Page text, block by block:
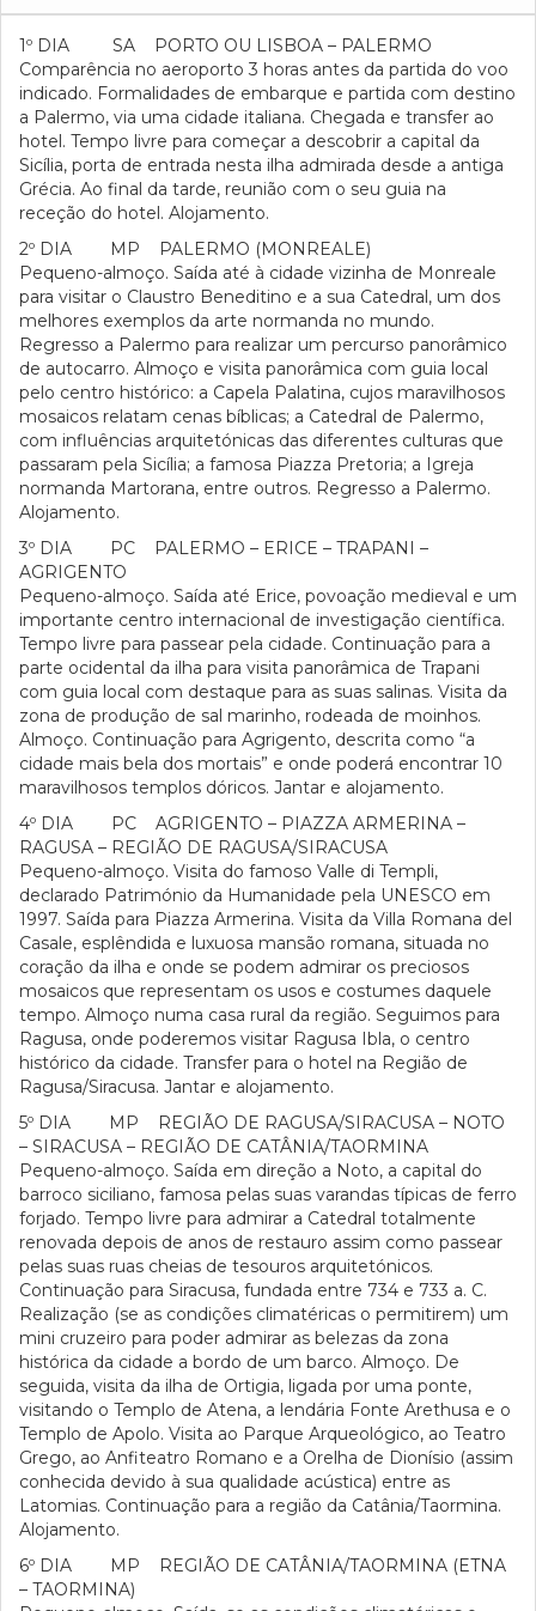
1º DIA SA PORTO OU LISBOA – PALERMO
Comparência no aeroporto 3 horas antes da partida do voo
indicado. Formalidades de embarque e partida com destino
a Palermo, via uma cidade italiana. Chegada e transfer ao
hotel. Tempo livre para começar a descobrir a capital da
Sicília, porta de entrada nesta ilha admirada desde a antiga
Grécia. Ao final da tarde, reunião com o seu guia na
receção do hotel. Alojamento.
2º DIA MP PALERMO (MONREALE)
Pequeno-almoço. Saída até à cidade vizinha de Monreale
para visitar o Claustro Beneditino e a sua Catedral, um dos
melhores exemplos da arte normanda no mundo.
Regresso a Palermo para realizar um percurso panorâmico
de autocarro. Almoço e visita panorâmica com guia local
pelo centro histórico: a Capela Palatina, cujos maravilhosos
mosaicos relatam cenas bíblicas; a Catedral de Palermo,
com influências arquitetónicas das diferentes culturas que
passaram pela Sicília; a famosa Piazza Pretoria; a Igreja
normanda Martorana, entre outros. Regresso a Palermo.
Alojamento.
3º DIA PC PALERMO – ERICE – TRAPANI –
AGRIGENTO
Pequeno-almoço. Saída até Erice, povoação medieval e um
importante centro internacional de investigação científica.
Tempo livre para passear pela cidade. Continuação para a
parte ocidental da ilha para visita panorâmica de Trapani
com guia local com destaque para as suas salinas. Visita da
zona de produção de sal marinho, rodeada de moinhos.
Almoço. Continuação para Agrigento, descrita como “a
cidade mais bela dos mortais” e onde poderá encontrar 10
maravilhosos templos dóricos. Jantar e alojamento.
4º DIA PC AGRIGENTO – PIAZZA ARMERINA –
RAGUSA – REGIÃO DE RAGUSA/SIRACUSA
Pequeno-almoço. Visita do famoso Valle di Templi,
declarado Património da Humanidade pela UNESCO em
1997. Saída para Piazza Armerina. Visita da Villa Romana del
Casale, esplêndida e luxuosa mansão romana, situada no
coração da ilha e onde se podem admirar os preciosos
mosaicos que representam os usos e costumes daquele
tempo. Almoço numa casa rural da região. Seguimos para
Ragusa, onde poderemos visitar Ragusa Ibla, o centro
histórico da cidade. Transfer para o hotel na Região de
Ragusa/Siracusa. Jantar e alojamento.
5º DIA MP REGIÃO DE RAGUSA/SIRACUSA – NOTO
– SIRACUSA – REGIÃO DE CATÂNIA/TAORMINA
Pequeno-almoço. Saída em direção a Noto, a capital do
barroco siciliano, famosa pelas suas varandas típicas de ferro
forjado. Tempo livre para admirar a Catedral totalmente
renovada depois de anos de restauro assim como passear
pelas suas ruas cheias de tesouros arquitetónicos.
Continuação para Siracusa, fundada entre 734 e 733 a. C.
Realização (se as condições climatéricas o permitirem) um
mini cruzeiro para poder admirar as belezas da zona
histórica da cidade a bordo de um barco. Almoço. De
seguida, visita da ilha de Ortigia, ligada por uma ponte,
visitando o Templo de Atena, a lendária Fonte Arethusa e o
Templo de Apolo. Visita ao Parque Arqueológico, ao Teatro
Grego, ao Anfiteatro Romano e a Orelha de Dionísio (assim
conhecida devido à sua qualidade acústica) entre as
Latomias. Continuação para a região da Catânia/Taormina.
Alojamento.
6º DIA MP REGIÃO DE CATÂNIA/TAORMINA (ETNA
– TAORMINA)